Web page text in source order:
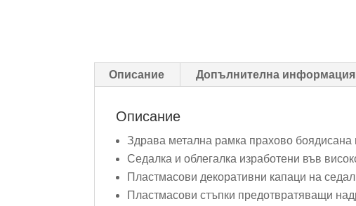
Описание Допълнителна информация
Описание
Здрава метална рамка прахово боядисана
Седалка и облегалка изработени във
Пластмасови декоративни капаци на
Пластмасови стъпки предотвратяващи